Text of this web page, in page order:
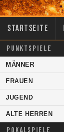
Startseite
PUNKTSPIELE
MÄNNER
FRAUEN
JUGEND
ALTE HERREN